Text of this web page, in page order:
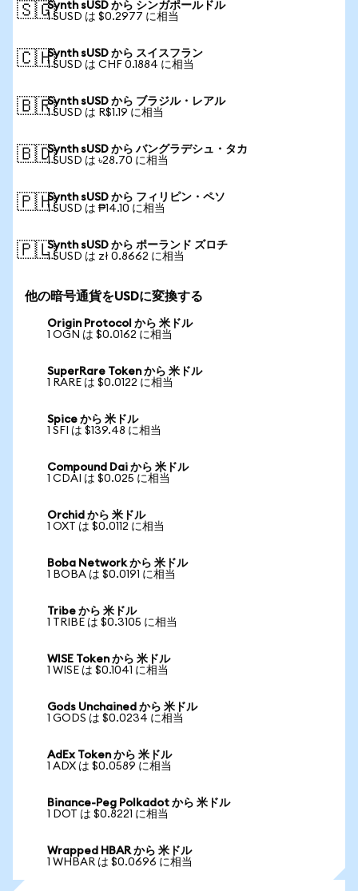
🇸🇬Synth sUSD から シンガポールドル
1 SUSD は $0.2977 に相当
🇨🇭Synth sUSD から スイスフラン
1 SUSD は CHF 0.1884 に相当
🇧🇷Synth sUSD から ブラジル・レアル
1 SUSD は R$1.19 に相当
🇧🇩Synth sUSD から バングラデシュ・タカ
1 SUSD は ৳28.70 に相当
🇵🇭Synth sUSD から フィリピン・ペソ
1 SUSD は ₱14.10 に相当
🇵🇱Synth sUSD から ポーランド ズロチ
1 SUSD は zł 0.8662 に相当
他の暗号通貨をUSDに変換する
Origin Protocol から 米ドル
1 OGN は $0.0162 に相当
SuperRare Token から 米ドル
1 RARE は $0.0122 に相当
Spice から 米ドル
1 SFI は $139.48 に相当
Compound Dai から 米ドル
1 CDAI は $0.025 に相当
Orchid から 米ドル
1 OXT は $0.0112 に相当
Boba Network から 米ドル
1 BOBA は $0.0191 に相当
Tribe から 米ドル
1 TRIBE は $0.3105 に相当
WISE Token から 米ドル
1 WISE は $0.1041 に相当
Gods Unchained から 米ドル
1 GODS は $0.0234 に相当
AdEx Token から 米ドル
1 ADX は $0.0589 に相当
Binance-Peg Polkadot から 米ドル
1 DOT は $0.8221 に相当
Wrapped HBAR から 米ドル
1 WHBAR は $0.0696 に相当